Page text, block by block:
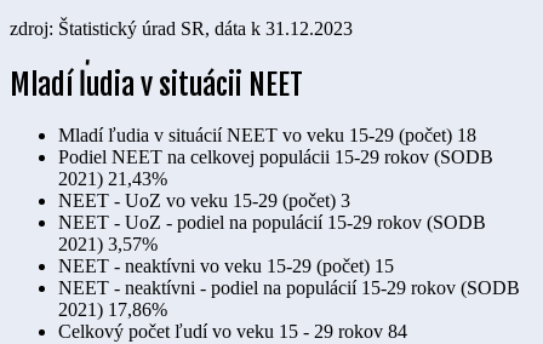
zdroj: Štatistický úrad SR, dáta k 31.12.2023
Mladí ľudia v situácii NEET
Mladí ľudia v situácií NEET vo veku 15-29 (počet) 18
Podiel NEET na celkovej populácii 15-29 rokov (SODB
2021) 21,43%
NEET - UoZ vo veku 15-29 (počet) 3
NEET - UoZ - podiel na populácií 15-29 rokov (SODB
2021) 3,57%
NEET - neaktívni vo veku 15-29 (počet) 15
NEET - neaktívni - podiel na populácií 15-29 rokov (SODB
2021) 17,86%
Celkový počet ľudí vo veku 15 - 29 rokov 84